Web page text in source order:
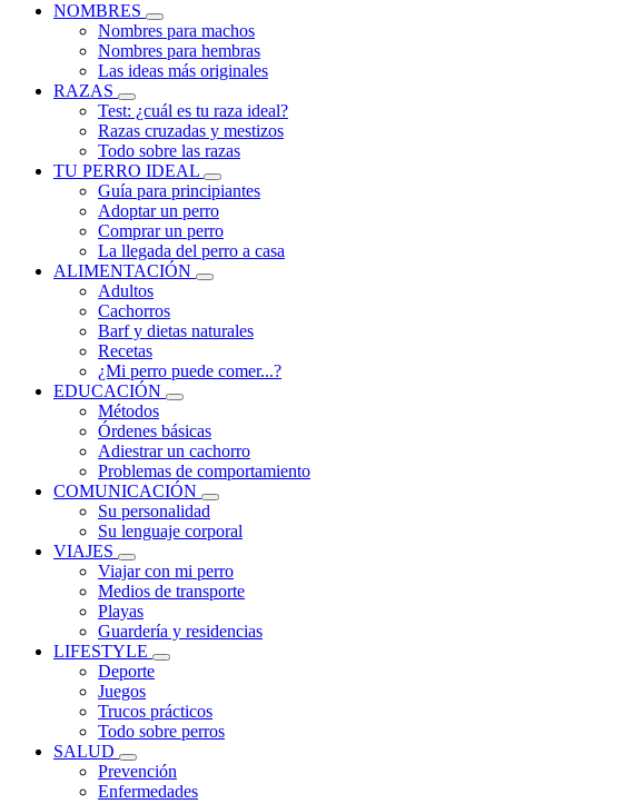
NOMBRES
Nombres para machos
Nombres para hembras
Las ideas más originales
RAZAS
Test: ¿cuál es tu raza ideal?
Razas cruzadas y mestizos
Todo sobre las razas
TU PERRO IDEAL
Guía para principiantes
Adoptar un perro
Comprar un perro
La llegada del perro a casa
ALIMENTACIÓN
Adultos
Cachorros
Barf y dietas naturales
Recetas
¿Mi perro puede comer...?
EDUCACIÓN
Métodos
Órdenes básicas
Adiestrar un cachorro
Problemas de comportamiento
COMUNICACIÓN
Su personalidad
Su lenguaje corporal
VIAJES
Viajar con mi perro
Medios de transporte
Playas
Guardería y residencias
LIFESTYLE
Deporte
Juegos
Trucos prácticos
Todo sobre perros
SALUD
Prevención
Enfermedades